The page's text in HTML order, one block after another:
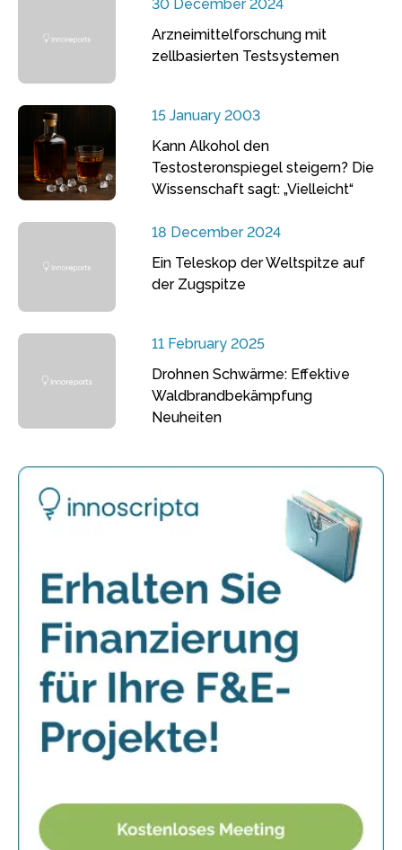
30 December 2024
Arzneimittelforschung mit
zellbasierten Testsystemen
15 January 2003
Kann Alkohol den
Testosteronspiegel steigern? Die
Wissenschaft sagt: „Vielleicht“
18 December 2024
Ein Teleskop der Weltspitze auf
der Zugspitze
11 February 2025
Drohnen Schwärme: Effektive
Waldbrandbekämpfung
Neuheiten